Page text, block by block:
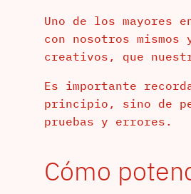
Uno de los mayores
con nosotros
creativos, que
Es importante
principio, sino de
pruebas y errores.
Cómo